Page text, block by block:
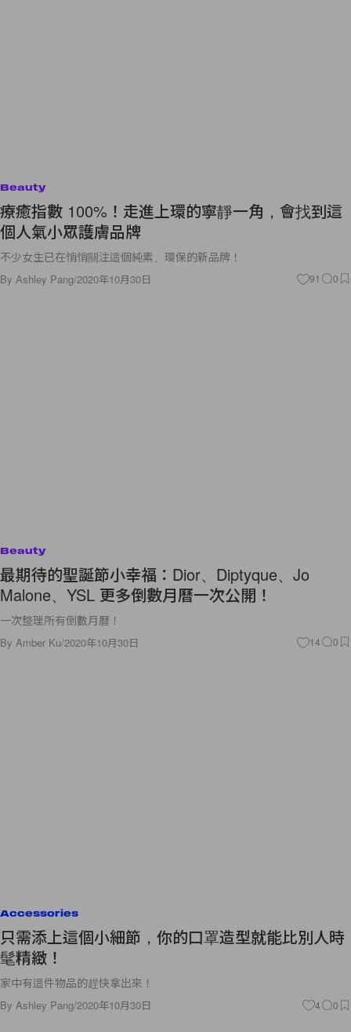
Beauty
療癒指數 100%！走進上環的寧靜一角，會找到這
個人氣小眾護膚品牌
不少女生已在悄悄關注這個純素、環保的新品牌！
By Ashley Pang/2020年10月30日 91 0
Beauty
最期待的聖誕節小幸福：Dior、Diptyque、Jo
Malone、YSL 更多倒數月曆一次公開！
一次整理所有倒數月曆！
By Amber Ku/2020年10月30日 14 0
Accessories
只需添上這個小細節，你的口罩造型就能比別人時
髦精緻！
家中有這件物品的趕快拿出來！
By Ashley Pang/2020年10月30日 4 0